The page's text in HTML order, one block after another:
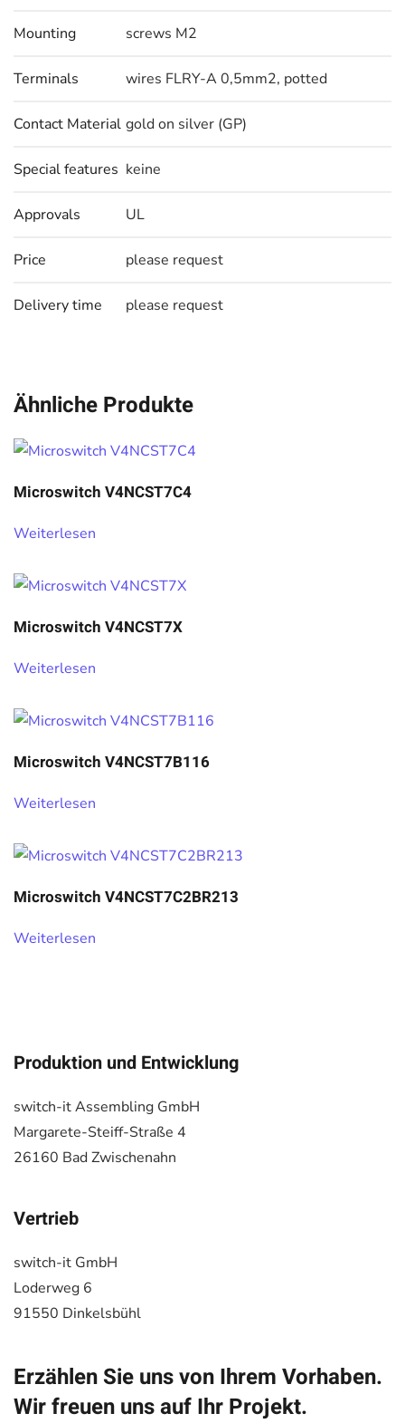
Mounting screws M2
Terminals wires FLRY-A 0,5mm2, potted
Contact Material gold on silver (GP)
Special features keine
Approvals UL
Price please request
Delivery time please request
Ähnliche Produkte
Microswitch V4NCST7C4
Weiterlesen
Microswitch V4NCST7X
Weiterlesen
Microswitch V4NCST7B116
Weiterlesen
Microswitch V4NCST7C2BR213
Weiterlesen
Produktion und Entwicklung
switch-it Assembling GmbH
Margarete-Steiff-Straße 4
26160 Bad Zwischenahn
Vertrieb
switch-it GmbH
Loderweg 6
91550 Dinkelsbühl
Erzählen Sie uns von Ihrem Vorhaben.
Wir freuen uns auf Ihr Projekt.